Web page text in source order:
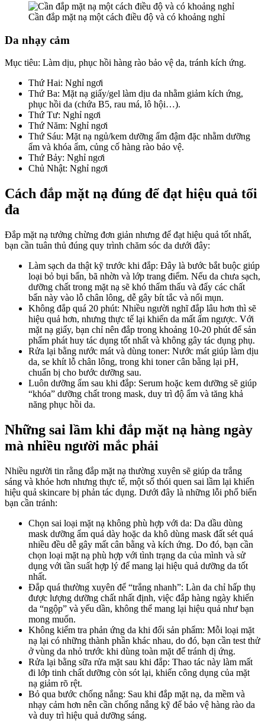
Cần đắp mặt nạ một cách điều độ và có khoảng nghỉ
Da nhạy cảm
Mục tiêu: Làm dịu, phục hồi hàng rào bảo vệ da, tránh kích ứng.
Thứ Hai: Nghỉ ngơi
Thứ Ba: Mặt nạ giấy/gel làm dịu da nhằm giảm kích ứng,
phục hồi da (chứa B5, rau má, lô hội…).
Thứ Tư: Nghỉ ngơi
Thứ Năm: Nghỉ ngơi
Thứ Sáu: Mặt nạ ngủ/kem dưỡng ẩm đậm đặc nhằm dưỡng
ẩm và khóa ẩm, củng cố hàng rào bảo vệ.
Thứ Bảy: Nghỉ ngơi
Chủ Nhật: Nghỉ ngơi
Cách đắp mặt nạ đúng để đạt hiệu quả tối
đa
Đắp mặt nạ tưởng chừng đơn giản nhưng để đạt hiệu quả tốt nhất,
bạn cần tuân thủ đúng quy trình chăm sóc da dưới đây:
Làm sạch da thật kỹ trước khi đắp: Đây là bước bắt buộc giúp
loại bỏ bụi bẩn, bã nhờn và lớp trang điểm. Nếu da chưa sạch,
dưỡng chất trong mặt nạ sẽ khó thẩm thấu và đẩy các chất
bẩn này vào lỗ chân lông, dễ gây bít tắc và nổi mụn.
Không đắp quá 20 phút: Nhiều người nghĩ đắp lâu hơn thì sẽ
hiệu quả hơn, nhưng thực tế lại khiến da mất ẩm ngược. Với
mặt nạ giấy, bạn chỉ nên đắp trong khoảng 10-20 phút để sản
phẩm phát huy tác dụng tốt nhất và không gây tác dụng phụ.
Rửa lại bằng nước mát và dùng toner: Nước mát giúp làm dịu
da, se khít lỗ chân lông, trong khi toner cân bằng lại pH,
chuẩn bị cho bước dưỡng sau.
Luôn dưỡng ẩm sau khi đắp: Serum hoặc kem dưỡng sẽ giúp
“khóa” dưỡng chất trong mask, duy trì độ ẩm và tăng khả
năng phục hồi da.
Những sai lầm khi đắp mặt nạ hàng ngày
mà nhiều người mắc phải
Nhiều người tin rằng đắp mặt nạ thường xuyên sẽ giúp da trắng
sáng và khỏe hơn nhưng thực tế, một số thói quen sai lầm lại khiến
hiệu quả skincare bị phản tác dụng. Dưới đây là những lỗi phổ biến
bạn cần tránh:
Chọn sai loại mặt nạ không phù hợp với da: Da dầu dùng
mask dưỡng ẩm quá dày hoặc da khô dùng mask đất sét quá
nhiều đều dễ gây mất cân bằng và kích ứng. Do đó, bạn cần
chọn loại mặt nạ phù hợp với tình trạng da của mình và sử
dụng với tần suất hợp lý để mang lại hiệu quả dưỡng da tốt
nhất.
Đắp quá thường xuyên để “trắng nhanh”: Làn da chỉ hấp thụ
được lượng dưỡng chất nhất định, việc đắp hàng ngày khiến
da “ngộp” và yếu dần, không thể mang lại hiệu quả như bạn
mong muốn.
Không kiểm tra phản ứng da khi đổi sản phẩm: Mỗi loại mặt
nạ lại có những thành phần khác nhau, do đó, bạn cần test thử
ở vùng da nhỏ trước khi dùng toàn mặt để tránh dị ứng.
Rửa lại bằng sữa rửa mặt sau khi đắp: Thao tác này làm mất
đi lớp tinh chất dưỡng còn sót lại, khiến công dụng của mặt
nạ giảm rõ rệt.
Bỏ qua bước chống nắng: Sau khi đắp mặt nạ, da mềm và
nhạy cảm hơn nên cần chống nắng kỹ để bảo vệ hàng rào da
và duy trì hiệu quả dưỡng sáng.